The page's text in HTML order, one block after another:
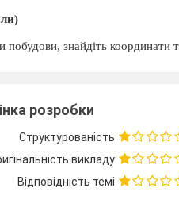
побудови, знайдіть координати
балу)
заповніть пропуски,
розробки
Структурованість
викладу
Відповідність темі